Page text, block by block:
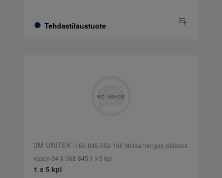
Tehdastilaustuote
3M UNITEK| 068-845-952-168 Molaarirengas yläleuka
vasen 34 & 068-845 1 x 5 kpl
1 x 5 kpl